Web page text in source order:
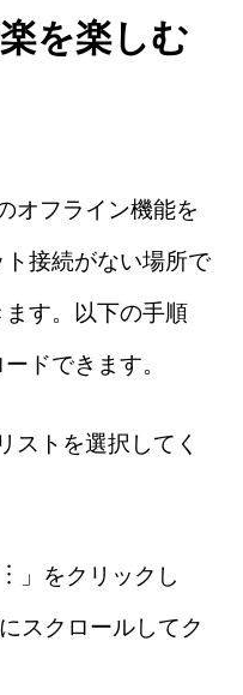
を楽しむ
オフライン機能を
接続がない場所で
す。以下の手順
ドできます。
ストを選択してく
」をクリックし
スクロールしてク